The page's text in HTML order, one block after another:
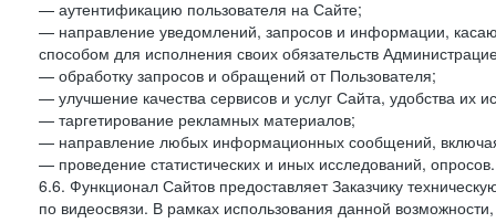
— аутентификацию пользователя на Сайте;
— направление уведомлений, запросов и информации,
способом для исполнения своих обязательств
— обработку запросов и обращений от Пользователя;
— улучшение качества сервисов и услуг Сайта, удобства их
— таргетирование рекламных материалов;
— направление любых информационных сообщений,
— проведение статистических и иных исследований, опросов.
6.6. Функционал Сайтов предоставляет Заказчику
по видеосвязи. В рамках использования данной